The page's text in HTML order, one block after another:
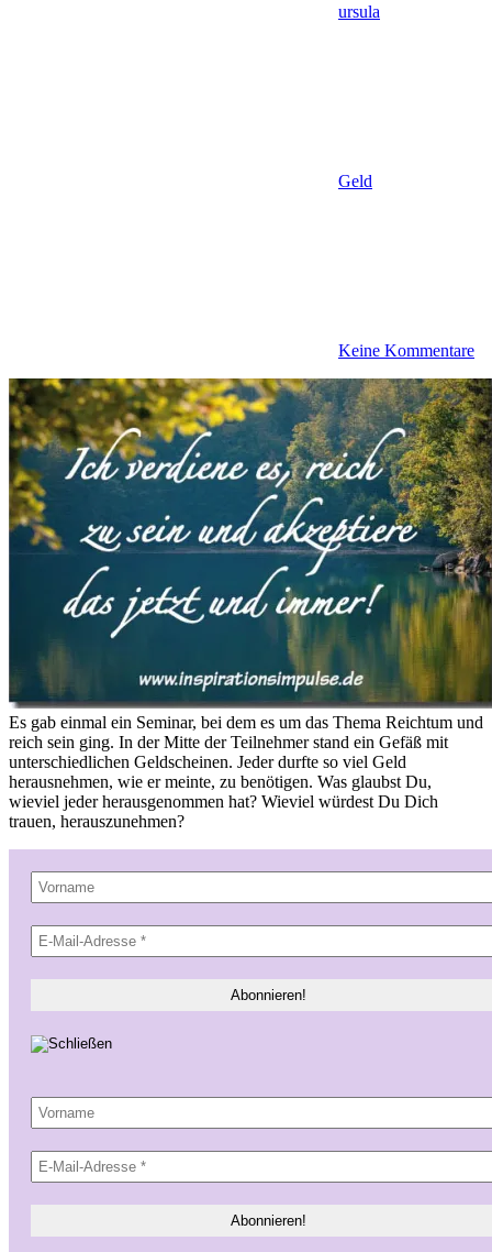
ursula
Geld
Keine Kommentare
Es gab einmal ein Seminar, bei dem es um das Thema Reichtum und
reich sein ging. In der Mitte der Teilnehmer stand ein Gefäß mit
unterschiedlichen Geldscheinen. Jeder durfte so viel Geld
herausnehmen, wie er meinte, zu benötigen. Was glaubst Du,
wieviel jeder herausgenommen hat? Wieviel würdest Du Dich
trauen, herauszunehmen?